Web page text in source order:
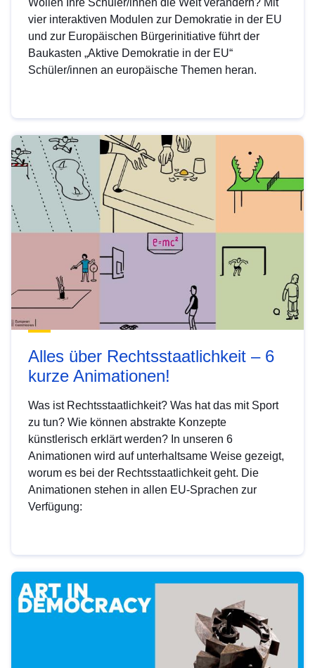
vier interaktiven Modulen zur Demokratie in der EU
und zur Europäischen Bürgerinitiative führt der
Baukasten „Aktive Demokratie in der EU“
Schüler/innen an europäische Themen heran.
Alles über Rechtsstaatlichkeit – 6
kurze Animationen!
Was ist Rechtsstaatlichkeit? Was hat das mit Sport
zu tun? Wie können abstrakte Konzepte
künstlerisch erklärt werden? In unseren 6
Animationen wird auf unterhaltsame Weise gezeigt,
worum es bei der Rechtsstaatlichkeit geht. Die
Animationen stehen in allen EU-Sprachen zur
Verfügung: